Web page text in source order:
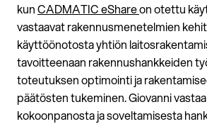
kunCADMATIC eShareon otettu
vastaavat rakennusmenetelmien
käyttöönotosta yhtiön
tavoitteenaan rakennushankkeiden
toteutuksen optimointi ja
päätösten tukeminen. Giovanni
kokoonpanosta ja soveltamisesta